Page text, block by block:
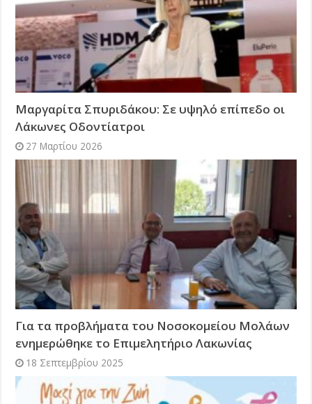
Μαργαρίτα Σπυριδάκου: Σε υψηλό επίπεδο οι
Λάκωνες Οδοντίατροι
27 Μαρτίου 2026
Για τα προβλήματα του Νοσοκομείου Μολάων
ενημερώθηκε το Επιμελητήριο Λακωνίας
18 Σεπτεμβρίου 2025